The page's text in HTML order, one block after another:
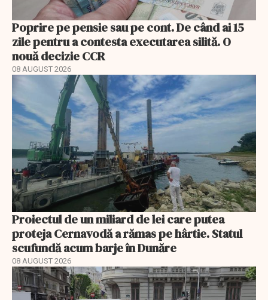
Poprire pe pensie sau pe cont. De când ai 15
zile pentru a contesta executarea silită. O
nouă decizie CCR
08 AUGUST 2026
Proiectul de un miliard de lei care putea
proteja Cernavodă a rămas pe hârtie. Statul
scufundă acum barje în Dunăre
08 AUGUST 2026